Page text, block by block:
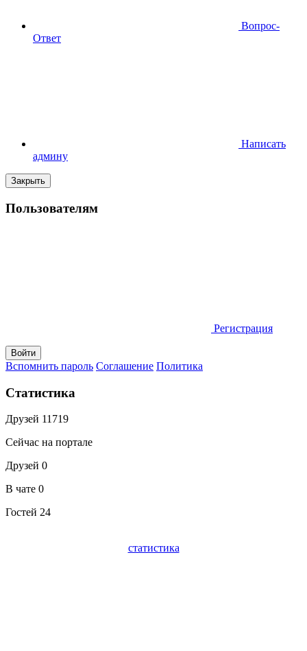
Вопрос-
Ответ
Написать
админу
Закрыть
Пользователям
Регистрация
Вспомнить пароль Соглашение Политика
Статистика
Друзей 11719
Сейчас на портале
Друзей 0
В чате 0
Гостей 24
статистика